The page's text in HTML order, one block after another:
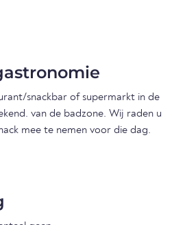
snackbar of supermarkt in de
van de badzone. Wij raden u
mee te nemen voor die dag.